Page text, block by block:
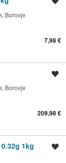
Borovje
7,98 €
Borovje
209,98 €
1kg